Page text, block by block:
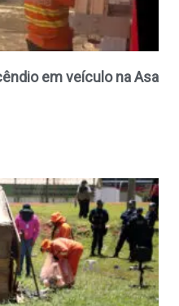
em veículo na Asa